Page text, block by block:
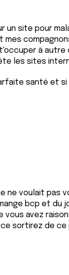
un site pour
mes
à
les sites
santé et
ne voulait pas
bcp et du
vous avez
sortirez de ce